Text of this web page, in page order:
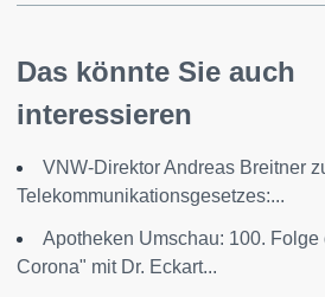
Das könnte Sie auch
interessieren
VNW-Direktor Andreas Breitner
Telekommunikationsgesetzes:...
Apotheken Umschau: 100.
Corona" mit Dr. Eckart...